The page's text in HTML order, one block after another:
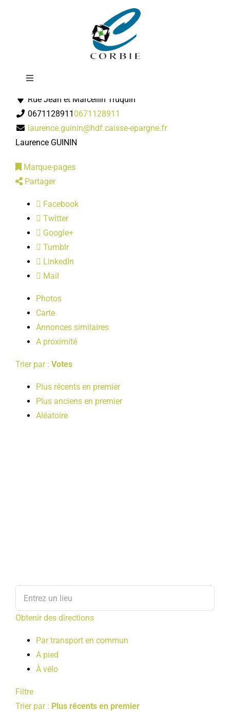
Toggle
Mairie
DÉMARCHES ADMINISTRATIVES
SERVICES MUNICIPAUX
PRATIQUE
PUBLICATIONS
Caisse d'épargne
Rue Jean et Marcellin Truquin
0671128911 0671128911
laurence.guinin@hdf.caisse-epargne.fr
Laurence GUININ
Marque-pages
Partager
Facebook
Twitter
Google+
Tumblr
LinkedIn
Mail
Photos
Carte
Annonces similaires
A proximité
Trier par : Votes
Plus récents en premier
Plus anciens en premier
Aléatoire
Obtenir des directions
Par transport en commun
A pied
À vélo
Filtre
Trier par : Plus récents en premier